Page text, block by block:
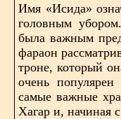
Имя «Исида»
головным
была важным
фараон
троне, который
очень
самые важные
Хагар и, начиная